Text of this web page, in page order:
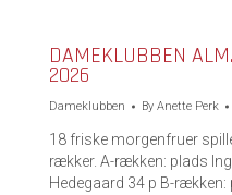
DAMEKLUBBEN
2026
Dameklubben By Anette Perk
18 friske morgenfruer
rækker. A-rækken: plads
Hedegaard 34 p B-